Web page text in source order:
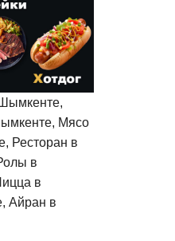
Мясо
Ресторан в
в
в
Айран в